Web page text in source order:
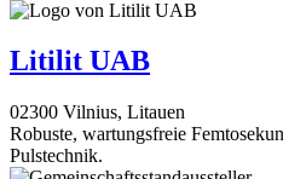
Litilit UAB
02300 Vilnius, Litauen
Robuste, wartungsfreie
Pulstechnik.